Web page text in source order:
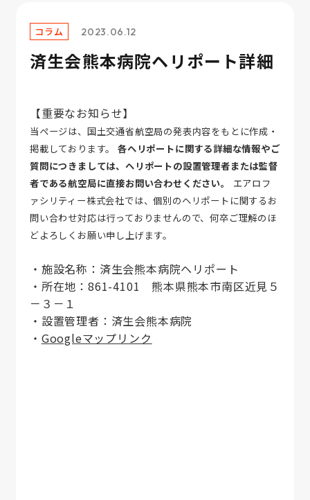
V ポート
コラム
お問い合わせ
コラム 2023.06.12
済生会熊本病院ヘリポート詳細
【重要なお知らせ】
当ページは、国土交通省航空局の発表内容をもとに作成・
掲載しております。
各ヘリポートに関する詳細な情報やご
質問につきましては、ヘリポートの設置管理者または監督
者である航空局に直接お問い合わせください。
エアロフ
ァシリティー株式会社では、個別のヘリポートに関するお
問い合わせ対応は行っておりませんので、何卒ご理解のほ
どよろしくお願い申し上げます。
・施設名称：済生会熊本病院ヘリポート
・所在地：861-4101 熊本県熊本市南区近見５
－３－１
・設置管理者：済生会熊本病院
・ Googleマップリンク